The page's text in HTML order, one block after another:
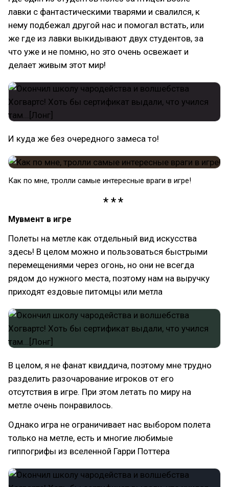
лавки с фантастическими тварями и свалился, к
нему подбежал другой нас и помогал встать, или
же где из лавки выкидывают двух студентов, за
что уже и не помню, но это очень освежает и
делает живым этот мир!
И куда же без очередного замеса то!
Как по мне, тролли самые интересные враги в игре!
Мувмент в игре
Полеты на метле как отдельный вид искусства
здесь! В целом можно и пользоваться быстрыми
перемещениями через огонь, но они не всегда
рядом до нужного места, поэтому нам на выручку
приходят ездовые питомцы или метла
В целом, я не фанат квиддича, поэтому мне трудно
разделить разочарование игроков от его
отсутствия в игре. При этом летать по миру на
метле очень понравилось.
Однако игра не ограничивает нас выбором полета
только на метле, есть и многие любимые
гиппогрифы из вселенной Гарри Поттера